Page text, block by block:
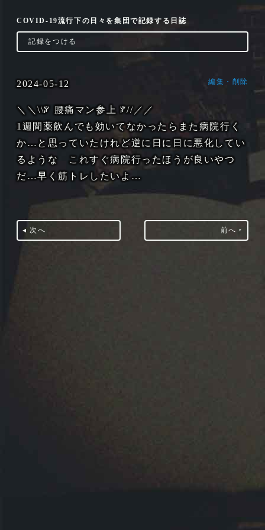
COVID-19流行下の日々を集団で記録する日誌
記録をつける
2024-05-12 編集・削除
＼＼\\ꐕ 腰痛マン参上 ꐕ//／／
1週間薬飲んでも効いてなかったらまた病院行く
か…と思っていたけれど逆に日に日に悪化してい
るような これすぐ病院行ったほうが良いやつ
だ…早く筋トレしたいよ…
◂ 次へ 前へ ‣